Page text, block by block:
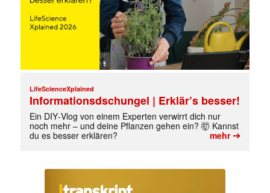
Mit dem |transkript-Newsletter
jede Woche aktuell informiert.
E-
LifeScienceXplained
Informationsdschungel | Erklär’s besser!
Ein DIY‑Vlog von einem Experten verwirrt dich nur
noch mehr – und deine Pflanzen gehen ein? 🤯 Kannst
du es besser erklären?
mehr➔